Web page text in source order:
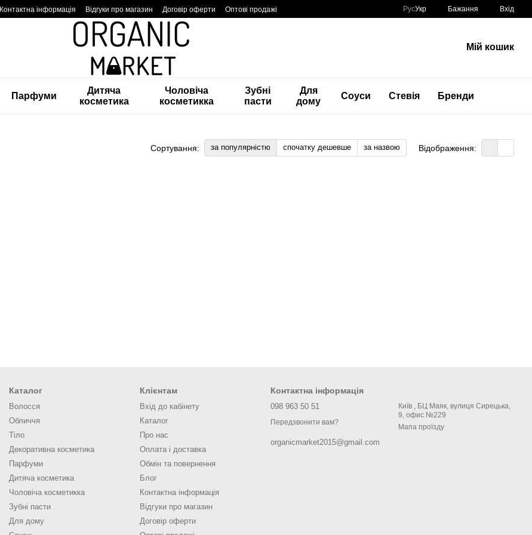
Контактна інформація Відгуки про магазин Договір оферти Оптові продажі РусУкр Бажання Вхід
Мій кошик
Парфуми
Дитяча
косметика
Чоловіча
косметикка
Зубні
пасти
Для
дому
Соуси Стевія Бренди
Сортування: за популярністю спочатку дешевше за назвою Відображення:
Каталог
Волосся
Обличчя
Тіло
Декоративна косметика
Парфуми
Дитяча косметика
Чоловіча косметикка
Зубні пасти
Для дому
Клієнтам
Вхід до кабінету
Каталог
Про нас
Оплата і доставка
Обмін та повернення
Блог
Контактна інформація
Відгуки про магазин
Договір оферти
Контактна інформація
098 963 50 51
Передзвонити вам?
organicmarket2015@gmail.com
Київ , БЦ Маяк, вулиця Сирецька,
9, офис №229
Мапа проїзду